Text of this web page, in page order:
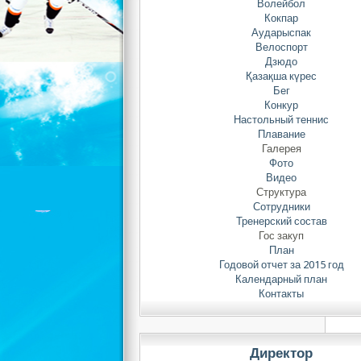
Волейбол
Кокпар
Аударыспак
Велоспорт
Дзюдо
Қазақша күрес
Бег
Конкур
Настольный теннис
Плавание
Галерея
Фото
Видео
Структура
Сотрудники
Тренерский состав
Гос закуп
План
Годовой отчет за 2015 год
Календарный план
Контакты
Директор